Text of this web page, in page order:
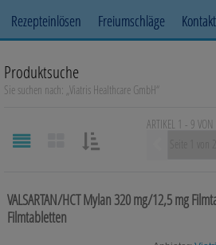
Allergie
Auge, Ohr, Nase & Mund
Blase, Niere & Urogenitaltrakt
Erkältungskrankheiten
Haut, Haare & Nägel
Rezepteinlösen
Freiumschläge
Produktsuche
Sie suchen nach: Viatris Healthcare GmbH
ARTIKEL 1 - 9 VON
VALSARTAN/HCT Mylan 320 mg/12,5 mg
Filmtabletten